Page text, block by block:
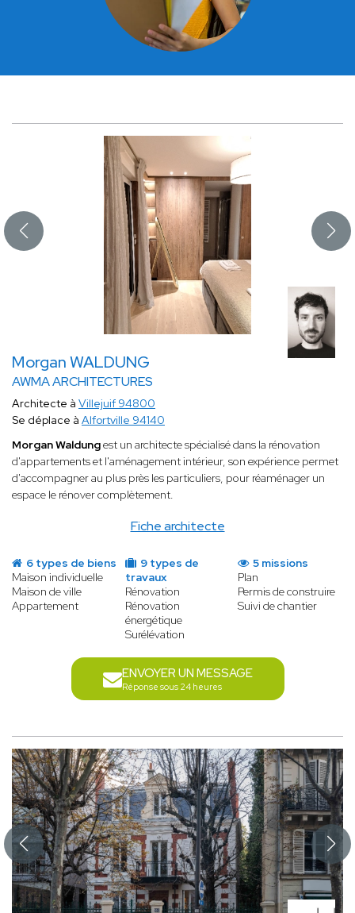
Morgan WALDUNG
AWMA ARCHITECTURES
Fiche architecte
Architecte à Villejuif 94800
Se déplace à Alfortville 94140
Morgan Waldungest un architecte spécialisé dans la rénovation
d'appartements et l'aménagement intérieur, son expérience permet
d'accompagner au plus près les particuliers, pour réaménager un
espace le rénover complètement.
6 types de biens
Maison individuelle
Maison de ville
Appartement
9 types de
travaux
Rénovation
Rénovation
énergétique
Surélévation
5 missions
Plan
Permis de construire
Suivi de chantier
ENVOYER UN MESSAGE
Réponse sous 24 heures